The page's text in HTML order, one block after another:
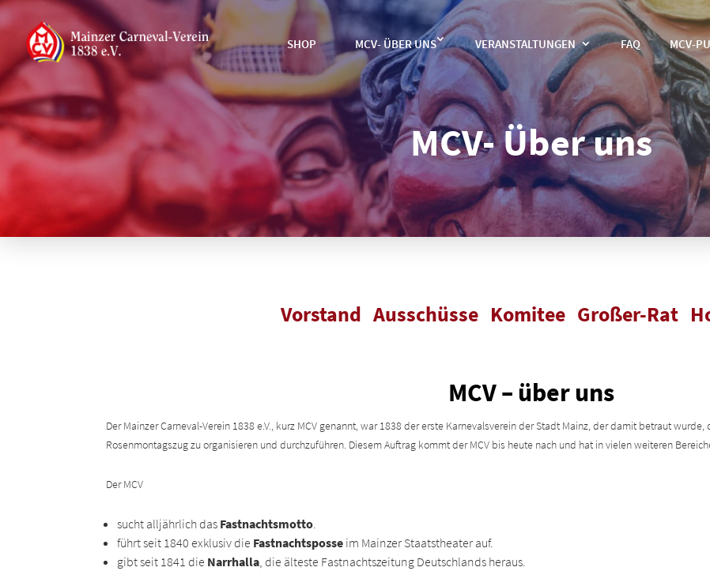
SHOP MCV- ÜBER UNS VERANSTALTUNGEN FAQ MCV-
MCV- Über uns
Vorstand Ausschüsse Komitee Großer-Rat
MCV – über uns
Der Mainzer Carneval-Verein 1838 e.V., kurz MCV genannt, war 1838 der erste Karnevalsverein der Stadt Mainz, der damit betraut
Rosenmontagszug zu organisieren und durchzuführen. Diesem Auftrag kommt der MCV bis heute nach und hat in vielen weiteren
Der MCV
sucht alljährlich das Fastnachtsmotto.
führt seit 1840 exklusiv die Fastnachtsposse im Mainzer Staatstheater auf.
gibt seit 1841 die Narrhalla, die älteste Fastnachtszeitung Deutschlands heraus.